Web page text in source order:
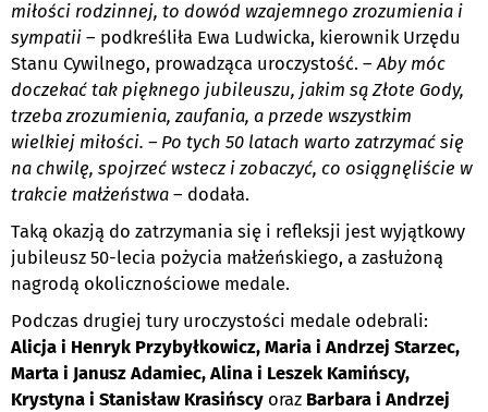
miłości rodzinnej, to dowód wzajemnego zrozumienia i
sympatii – podkreśliła Ewa Ludwicka, kierownik Urzędu
Stanu Cywilnego, prowadząca uroczystość. –Aby móc
doczekać tak pięknego jubileuszu, jakim są Złote Gody,
trzeba zrozumienia, zaufania, a przede wszystkim
wielkiej miłości. – Po tych 50 latach warto zatrzymać się
na chwilę, spojrzeć wstecz i zobaczyć, co osiągnęliście w
trakcie małżeństwa – dodała.
Taką okazją do zatrzymania się i refleksji jest wyjątkowy
jubileusz 50-lecia pożycia małżeńskiego, a zasłużoną
nagrodą okolicznościowe medale.
Podczas drugiej tury uroczystości medale odebrali:
Alicja i Henryk Przybyłkowicz, Maria i Andrzej Starzec,
Marta i Janusz Adamiec, Alina i Leszek Kamińscy,
Krystyna i Stanisław Krasińscy oraz Barbara i Andrzej